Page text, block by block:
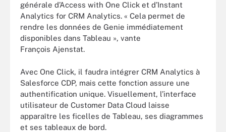
générale d’Access with One Click et d’Instant
Analytics for CRM Analytics. « Cela permet de
rendre les données de Genie immédiatement
disponibles dans Tableau », vante
François Ajenstat.
Avec One Click, il faudra intégrer CRM Analytics à
Salesforce CDP, mais cette fonction assure une
authentification unique. Visuellement, l’interface
utilisateur de Customer Data Cloud laisse
apparaître les ficelles de Tableau, ses diagrammes
et ses tableaux de bord.